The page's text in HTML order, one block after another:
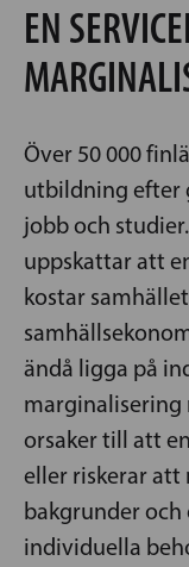
EN
Över 50 000
utbildning efter
jobb och
uppskattar att
kostar
ändå ligga på
marginalisering
orsaker till att
eller riskerar att
bakgrunder
individuella